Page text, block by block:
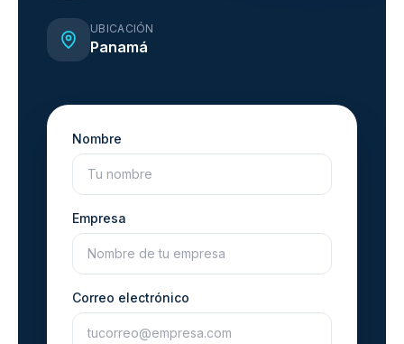
UBICACIÓN
Panamá
Nombre
Empresa
Correo electrónico